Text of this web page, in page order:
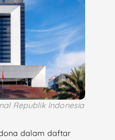
Republik Indonesia
dalam daftar